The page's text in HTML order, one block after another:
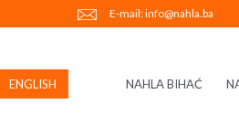
E-mail: info@nahla.ba
ENGLISH NAHLA BIHAĆ